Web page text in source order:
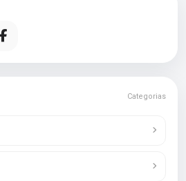
Categorias